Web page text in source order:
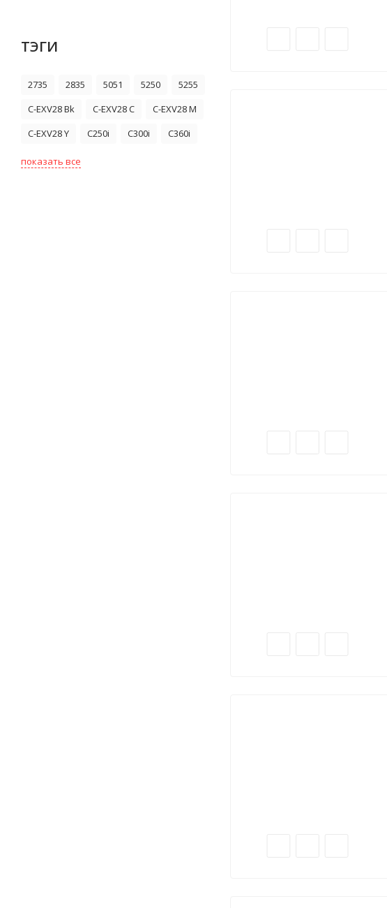
ТЭГИ
2735 2835 5051 5250
5255
C-EXV28 Bk
C-EXV28 C
C-EXV28 M
C-EXV28 Y
C250i C300i C360i
показать все